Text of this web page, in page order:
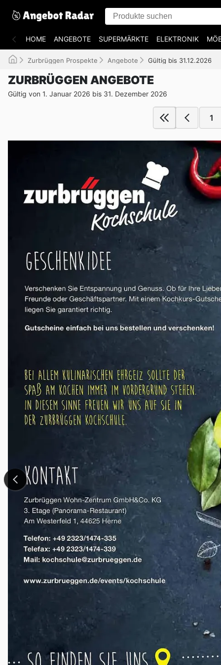
HOME ANGEBOTE SUPERMÄRKTE ELEKTRONIK
Zurbrüggen Prospekte Angebote Gültig bis 31.12.2026
ZURBRÜGGEN ANGEBOTE
Gültig von 1. Januar 2026 bis 31. Dezember 2026
1